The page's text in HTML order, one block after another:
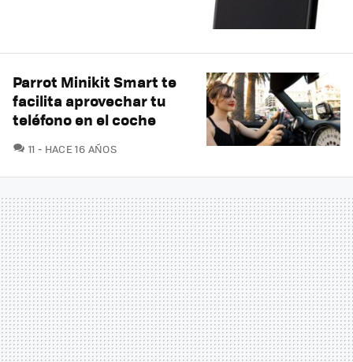
Parrot Minikit Smart te
facilita aprovechar tu
teléfono en el coche
11 COMENTARIOS
HACE 16 AÑOS